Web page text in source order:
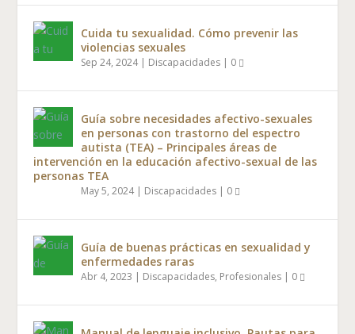
Cuida tu sexualidad. Cómo prevenir las
violencias sexuales
Sep 24, 2024| Discapacidades | 0
Guía sobre necesidades afectivo-sexuales
en personas con trastorno del espectro
autista (TEA) – Principales áreas de
intervención en la educación afectivo-sexual de las
personas TEA
May 5, 2024| Discapacidades | 0
Guía de buenas prácticas en sexualidad y
enfermedades raras
Abr 4, 2023 | Discapacidades, Profesionales | 0